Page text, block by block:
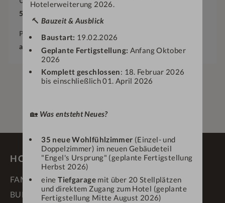
Hotelerweiterung 2026.
🔨 Bauzeit & Ausblick
Baustart: 19.02.2026
Geplante Fertigstellung: Anfang Oktober
2026
Komplett geschlossen: 18. Februar 2026
bis einschließlich 01. April 2026
🏡 Was entsteht Neues?
35 neue Wohlfühlzimmer (Einzel- und
Doppelzimmer) im neuen Gebäudeteil
"Engel's Ursprung" (geplante Fertigstellung
Herbst 2026)
eineTiefgaragemit über 20 Stellplätzen
und direktem Zugang zum Hotel (geplante
Fertigstellung Mitte August 2026)
5-6
Preis
ab
742,—
HOTEL DEIN ENGEL ****S
FAMILIE SCHÄDLER
BUFLINGS 3